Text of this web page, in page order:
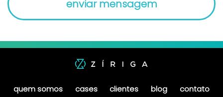
quem somos cases clientes blog contato